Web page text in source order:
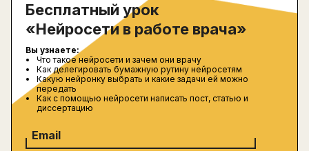
Бесплатный урок
«Нейросети в работе врача»
Вы узнаете:
Что такое нейросети и зачем они врачу
Как делегировать бумажную рутину нейросетям
Какую нейронку выбрать и какие задачи ей можно
передать
Как с помощью нейросети написать пост, статью и
диссертацию
Email